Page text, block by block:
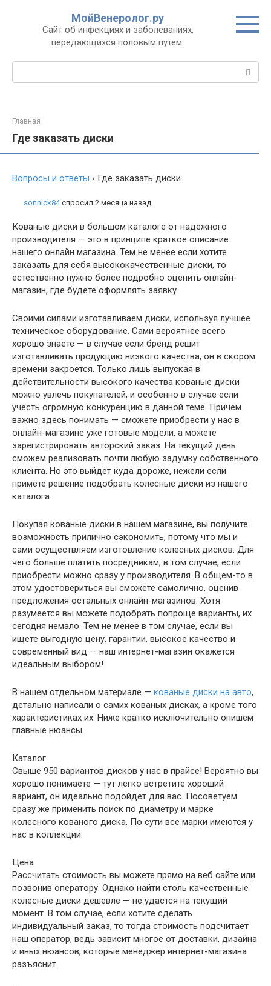
МойВенеролог.ру
Cайт об инфекциях и заболеваниях,
передающихся половым путем.
Поиск:
Главная
Где заказать диски
Вопросы и ответы › Где заказать диски
sonnick84спросил 2 месяца назад
Кованые диски в большом каталоге от надежного
производителя — это в принципе краткое описание
нашего онлайн магазина. Тем не менее если хотите
заказать для себя высококачественные диски, то
естественно нужно более подробно оценить онлайн-
магазин, где будете оформлять заявку.
Своими силами изготавливаем диски, используя лучшее
техническое оборудование. Сами вероятнее всего
хорошо знаете — в случае если бренд решит
изготавливать продукцию низкого качества, он в скором
времени закроется. Только лишь выпуская в
действительности высокого качества кованые диски
можно увлечь покупателей, и особенно в случае если
учесть огромную конкуренцию в данной теме. Причем
важно здесь понимать — сможете приобрести у нас в
онлайн-магазине уже готовые модели, а можете
зарегистрировать авторский заказ. На текущий день
сможем реализовать почти любую задумку собственного
клиента. Но это выйдет куда дороже, нежели если
примете решение подобрать колесные диски из нашего
каталога.
Покупая кованые диски в нашем магазине, вы получите
возможность прилично сэкономить, потому что мы и
сами осуществляем изготовление колесных дисков. Для
чего больше платить посредникам, в том случае, если
приобрести можно сразу у производителя. В общем-то в
этом удостовериться вы сможете самолично, оценив
предложения остальных онлайн-магазинов. Хотя
разумеется вы можете подобрать попроще варианты, их
сегодня немало. Тем не менее в том случае, если вы
ищете выгодную цену, гарантии, высокое качество и
современный вид — наш интернет-магазин окажется
идеальным выбором!
В нашем отдельном материале — кованые диски на авто,
детально написали о самих кованых дисках, а кроме того
характеристиках их. Ниже кратко исключительно опишем
главные нюансы.
Каталог
Свыше 950 вариантов дисков у нас в прайсе! Вероятно вы
хорошо понимаете — тут легко встретите хороший
вариант, он идеально подойдет для вас. Посоветуем
сразу же применить поиск по диаметру и марке
колесного кованого диска. По сути все марки имеются у
нас в коллекции.
Цена
Рассчитать стоимость вы можете прямо на веб сайте или
позвонив оператору. Однако найти столь качественные
колесные диски дешевле — не удастся на текущий
момент. В том случае, если хотите сделать
индивидуальный заказ, то тогда стоимость подсчитает
наш оператор, ведь зависит многое от доставки, дизайна
и иных нюансов, которые менеджер интернет-магазина
разъяснит.